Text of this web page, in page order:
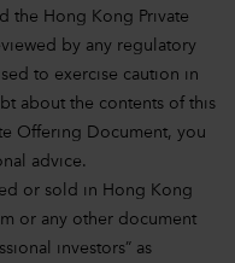
the Hong Kong Private
by any regulatory
to exercise caution in
about the contents of this
Offering Document, you
advice.
or sold in Hong Kong
or any other document
investors” as